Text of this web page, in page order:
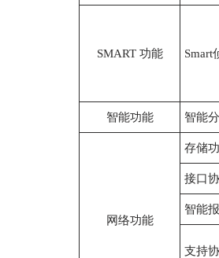
SMART 功能 Smart
智能功能 智能
网络功能
存储
接口
智能
支持